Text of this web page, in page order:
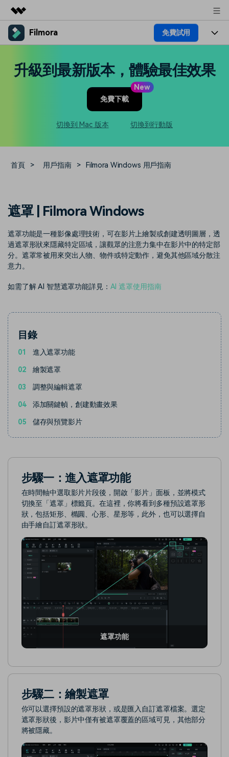
精選產品
實用工具
總覽
支援
Filmora 免費試用
文字
速生成相似風格影片
100 點兌積分
部落格
幫助中心
聯絡我們
我們隨時為您提供協助 如何用 Filmora 做出影響力
聯盟計劃
開啟企業級合作夥伴關係
企業服務
產品信息
立即購買
搜尋
升級到最新版本，體驗最佳效果
New
免費下載
切換到 Mac 版本 切換到行動版
首頁 > 用戶指南 > Filmora Windows 用戶指南
遮罩 | Filmora Windows
遮罩功能是一種影像處理技術，可在影片上繪製或創建透明圖層，透
過遮罩形狀來隱藏特定區域，讓觀眾的注意力集中在影片中的特定部
分。遮罩常被用來突出人物、物件或特定動作，避免其他區域分散注
意力。
如需了解 AI 智慧遮罩功能詳見： AI 遮罩使用指南
目錄
01 進入遮罩功能
02 繪製遮罩
03 調整與編輯遮罩
04 添加關鍵幀，創建動畫效果
05 儲存與預覽影片
步驟一：進入遮罩功能
在時間軸中選取影片片段後，開啟「影片」面板，並將模式
切換至「遮罩」標籤頁。在這裡，你將看到多種預設遮罩形
狀，包括矩形、橢圓、心形、星形等，此外，也可以選擇自
由手繪自訂遮罩形狀。
遮罩功能
步驟二：繪製遮罩
你可以選擇預設的遮罩形狀，或是匯入自訂遮罩檔案。選定
遮罩形狀後，影片中僅有被遮罩覆蓋的區域可見，其他部分
將被隱藏。